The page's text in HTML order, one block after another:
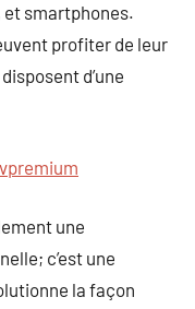
smartphones.
profiter de leur
d’une
une
c’est une
la façon